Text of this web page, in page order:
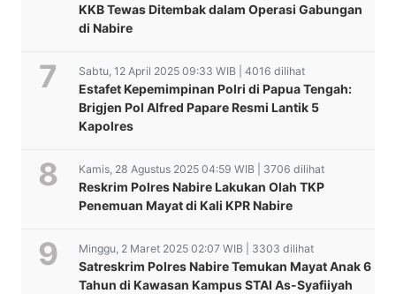
KKB Tewas Ditembak dalam Operasi Gabungan
di Nabire
Sabtu, 12 April 2025 09:33 WIB | 4016 dilihat
Estafet Kepemimpinan Polri di Papua Tengah:
Brigjen Pol Alfred Papare Resmi Lantik 5
Kapolres
Kamis, 28 Agustus 2025 04:59 WIB | 3706 dilihat
Reskrim Polres Nabire Lakukan Olah TKP
Penemuan Mayat di Kali KPR Nabire
Minggu, 2 Maret 2025 02:07 WIB | 3303 dilihat
Satreskrim Polres Nabire Temukan Mayat Anak 6
Tahun di Kawasan Kampus STAI As-Syafiiyah